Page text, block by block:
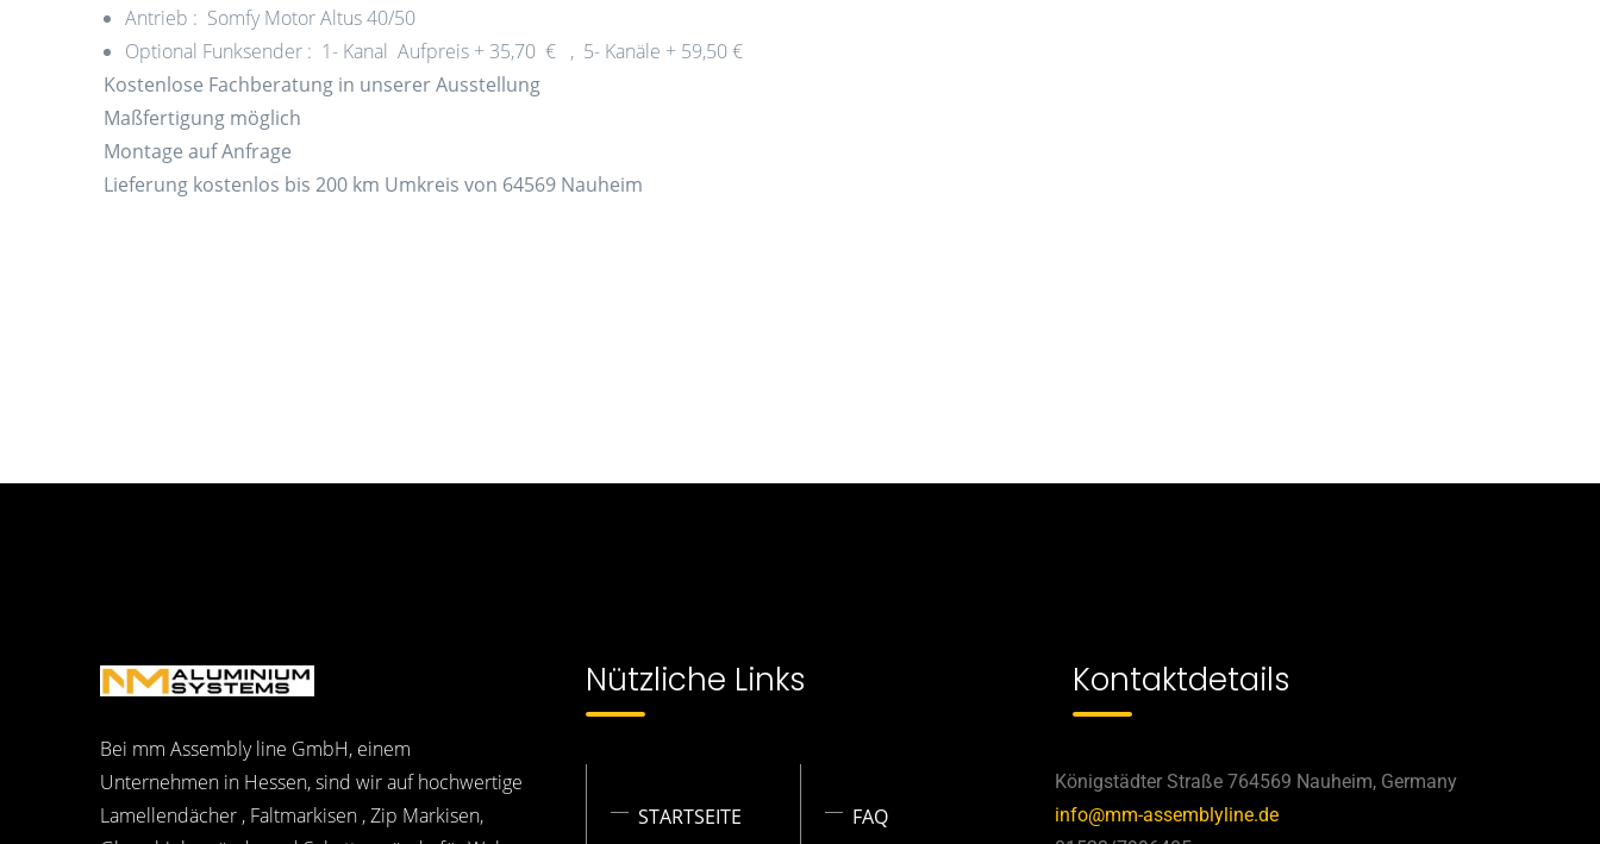
Antrieb : Somfy Motor Altus 40/50
Optional Funksender : 1- Kanal Aufpreis + 35,70 € , 5- Kanäle + 59,50 €
Kostenlose Fachberatung in unserer Ausstellung
Maßfertigung möglich
Montage auf Anfrage
Lieferung kostenlos bis 200 km Umkreis von 64569 Nauheim
Bei mm Assembly line GmbH, einem
Unternehmen in Hessen, sind wir auf hochwertige
Lamellendächer , Faltmarkisen , Zip Markisen,
Nützliche Links
STARTSEITE FAQ
Kontaktdetails
Königstädter Straße 764569 Nauheim, Germany
info@mm-assemblyline.de